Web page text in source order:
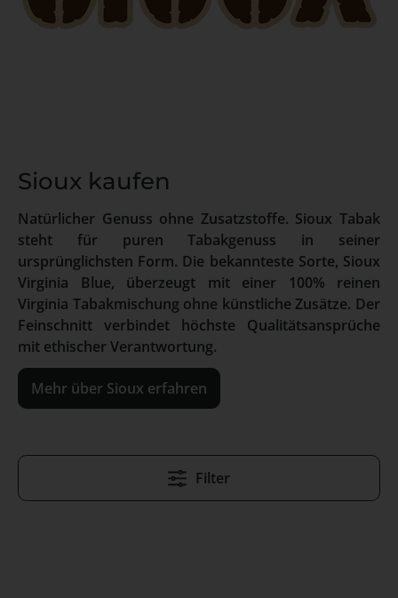
Sioux kaufen
Natürlicher Genuss ohne Zusatzstoffe. Sioux Tabak
steht für puren Tabakgenuss in seiner
ursprünglichsten Form. Die bekannteste Sorte, Sioux
Virginia Blue, überzeugt mit einer 100% reinen
Virginia Tabakmischung ohne künstliche Zusätze. Der
Feinschnitt verbindet höchste Qualitätsansprüche
mit ethischer Verantwortung.
Mehr über Sioux erfahren
Filter